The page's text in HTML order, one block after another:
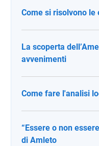
Come si risolvono le
La scoperta
avvenimenti
Come fare l'analisi
“Essere o non
di Amleto